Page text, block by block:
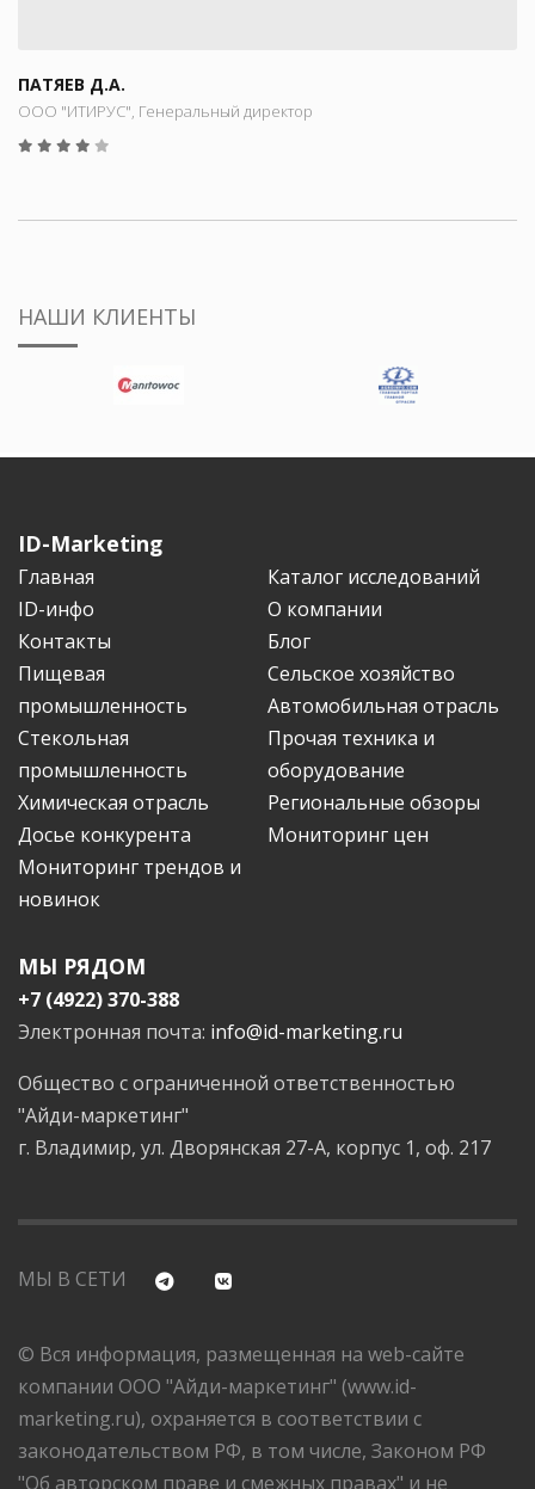
ПАТЯЕВ Д.А.
ООО "ИТИРУС", Генеральный директор
НАШИ КЛИЕНТЫ
ID-Marketing
Главная
Каталог исследований
ID-инфо
О компании
Контакты
Блог
Пищевая
промышленность
Сельское хозяйство
Автомобильная отрасль
Стекольная
промышленность
Прочая техника и
оборудование
Химическая отрасль
Региональные обзоры
Досье конкурента
Мониторинг цен
Мониторинг трендов и
новинок
МЫ РЯДОМ
+7 (4922) 370-388
Электронная почта: info@id-marketing.ru
Общество с ограниченной ответственностью
"Айди-маркетинг"
г. Владимир, ул. Дворянская 27-А, корпус 1, оф. 217
МЫ В СЕТИ
© Вся информация, размещенная на web-сайте
компании ООО "Айди-маркетинг" (www.id-
marketing.ru), охраняется в соответствии с
законодательством РФ, в том числе, Законом РФ
"Об авторском праве и смежных правах" и не